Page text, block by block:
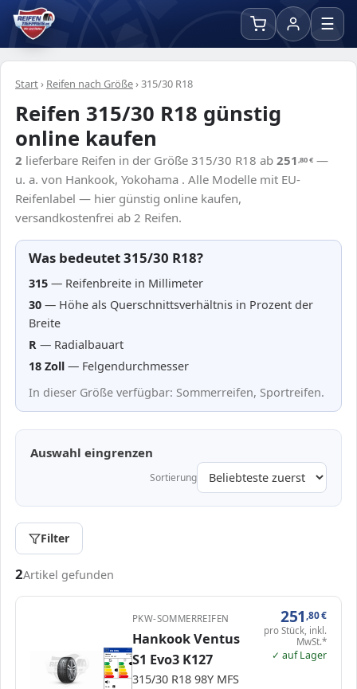
☰
Start› Reifen nach Größe›315/30 R18
Reifen 315/30 R18 günstig
online kaufen
2 lieferbare Reifen in der Größe 315/30 R18 ab 251,80€ —
u. a. von Hankook, Yokohama . Alle Modelle mit EU-
Reifenlabel — hier günstig online kaufen,
versandkostenfrei ab 2 Reifen.
Was bedeutet 315/30 R18?
315 — Reifenbreite in Millimeter
30 — Höhe als Querschnittsverhältnis in Prozent der
Breite
R — Radialbauart
18 Zoll — Felgendurchmesser
In dieser Größe verfügbar: Sommerreifen, Sportreifen.
Auswahl eingrenzen
Sortierung
Filter
Passende Reifen in 315/30 R18
2Artikel gefunden
ENERG 1028784
Hankook 1027185
315/30 R18 98Y C1
A
B
C C
D
E
A A
B
C
D
E
73 dB
PKW-SOMMERREIFEN
Hankook Ventus
S1 Evo3 K127
315/30 R18 98Y MFS
251,80€
pro Stück, inkl.
MwSt.*
✓ auf Lager